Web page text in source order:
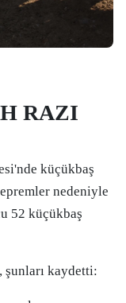
RAZI
küçükbaş
nedeniyle
52 küçükbaş
şunları kaydetti: